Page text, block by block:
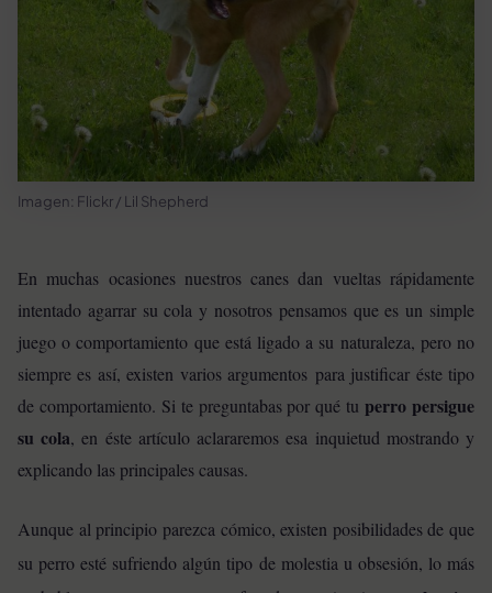
Imagen: Flickr / Lil Shepherd
En muchas ocasiones nuestros canes dan vueltas rápidamente
intentado agarrar su cola y nosotros pensamos que es un simple
juego o comportamiento que está ligado a su naturaleza, pero no
siempre es así, existen varios argumentos para justificar éste tipo
de comportamiento. Si te preguntabas por qué tu perro persigue
su cola, en éste artículo aclararemos esa inquietud mostrando y
explicando las principales causas.
Aunque al principio parezca cómico, existen posibilidades de que
su perro esté sufriendo algún tipo de molestia u obsesión, lo más